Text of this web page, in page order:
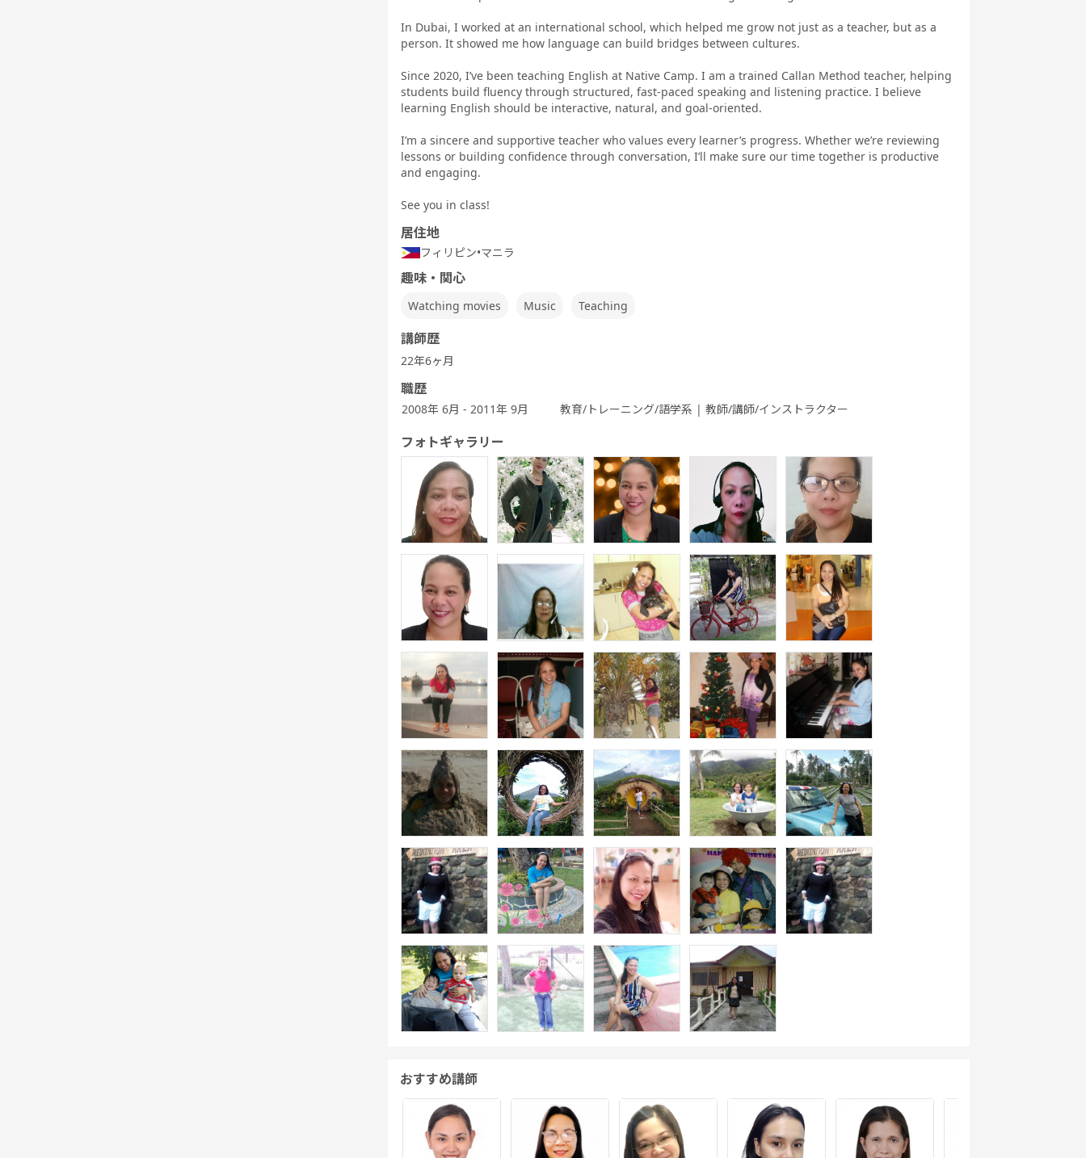
テスト対策
日常英会話
テスト対策
ビジネス英会
話
テスト対策
中高生英会話
TEST 600点
対策（新形
式)
TEST 800点
対策（新形
式)
Speaking
Test対策
ぶ英文法
ク
ング 基礎 - ア
5分間ディス
カッション
ビジネス英会
話
キッズ - 基本
のえいご
キッズ - 絵本
のえいご
職種別英会話
実践
話 基礎
話 実践
In Dubai, I worked at an international school, which helped me grow not just as a teacher, but as a
person. It showed me how language can build bridges between cultures.
Since 2020, I’ve been teaching English at Native Camp. I am a trained Callan Method teacher, helping
students build fluency through structured, fast-paced speaking and listening practice. I believe
learning English should be interactive, natural, and goal-oriented.
I’m a sincere and supportive teacher who values every learner’s progress. Whether we’re reviewing
lessons or building confidence through conversation, I’ll make sure our time together is productive
and engaging.
See you in class!
居住地
フィリピン•マニラ
趣味・関心
Watching movies Music Teaching
講師歴
22年6ヶ月
職歴
2008年 6月 - 2011年 9月 教育/トレーニング/語学系 | 教師/講師/インストラクター
フォトギャラリー
おすすめ講師